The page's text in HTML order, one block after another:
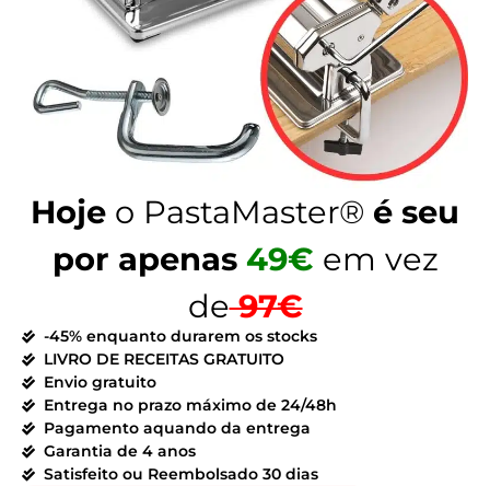
Hoje o PastaMaster® é seu
por apenas 49€ em vez
de97€
-45% enquanto durarem os stocks
LIVRO DE RECEITAS GRATUITO
Envio gratuito
Entrega no prazo máximo de 24/48h
Pagamento aquando da entrega
Garantia de 4 anos
Satisfeito ou Reembolsado 30 dias